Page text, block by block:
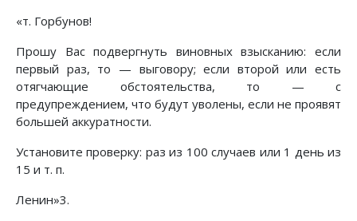
«т. Горбунов!
Прошу Вас подвергнуть виновных взысканию: если
первый раз, то — выговору; если второй или есть
отягчающие обстоятельства, то — с
предупреждением, что будут уволены, если не проявят
большей аккуратности.
Установите проверку: раз из 100 случаев или 1 день из
15 и т. п.
Ленин»3.